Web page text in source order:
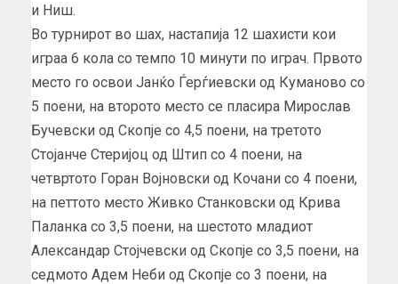
и Ниш.
Во турнирот во шах, настапија 12 шахисти кои
играа 6 кола со темпо 10 минути по играч. Првото
место го освои Јанќо Ѓерѓиевски од Куманово со
5 поени, на второто место се пласира Мирослав
Бучевски од Скопје со 4,5 поени, на третото
Стојанче Стеријоц од Штип со 4 поени, на
четвртото Горан Војновски од Кочани со 4 поени,
на петтото место Живко Станковски од Крива
Паланка со 3,5 поени, на шестото младиот
Александар Стојчевски од Скопје со 3,5 поени, на
седмото Адем Неби од Скопје со 3 поени, на